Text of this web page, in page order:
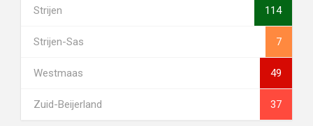
Strijen 114
Strijen-Sas 7
Westmaas 49
Zuid-Beijerland 37